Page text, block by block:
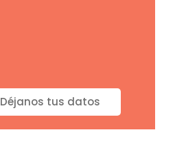
Déjanos tus datos